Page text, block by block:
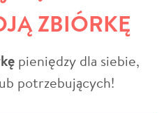
ZBIÓRKĘ
pieniędzy dla siebie,
potrzebujących!